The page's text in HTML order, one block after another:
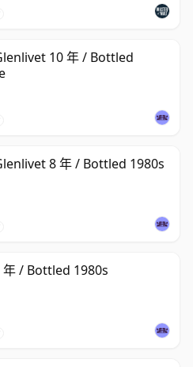
10 年 / Bottled
8 年 / Bottled 1980s
/ Bottled 1980s